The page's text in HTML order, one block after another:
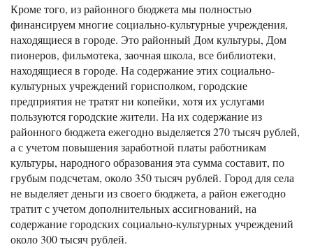
Кроме того, из районного бюджета мы полностью
финансируем многие социально-культурные учреждения,
находящиеся в городе. Это районный Дом культуры, Дом
пионеров, фильмотека, заочная школа, все библиотеки,
находящиеся в городе. На содержание этих социально-
культурных учреждений горисполком, городские
предприятия не тратят ни копейки, хотя их услугами
пользуются городские жители. На их содержание из
районного бюджета ежегодно выделяется 270 тысяч рублей,
а с учетом повышения заработной платы работникам
культуры, народного образования эта сумма составит, по
грубым подсчетам, около 350 тысяч рублей. Город для села
не выделяет деньги из своего бюджета, а район ежегодно
тратит с учетом дополнительных ассигнований, на
содержание городских социально-культурных учреждений
около 300 тысяч рублей.